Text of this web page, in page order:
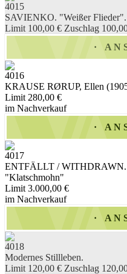
4015
SAVIENKO. "Weißer Flieder".
Limit 100,00 € Zuschlag
4016
KRAUSE RØRUP, Ellen
Limit 280,00 €
im Nachverkauf
4017
ENTFÄLLT / WITHDRAWN.
"Klatschmohn"
Limit 3.000,00 €
im Nachverkauf
4018
Modernes Stillleben.
Limit 120,00 € Zuschlag